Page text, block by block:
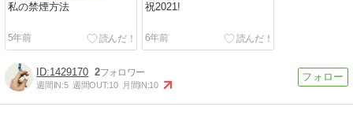
私の禁煙方法
5年前
祝2021!
6年前
1429170 2
週間IN:5 週間OUT:10 月間IN:10